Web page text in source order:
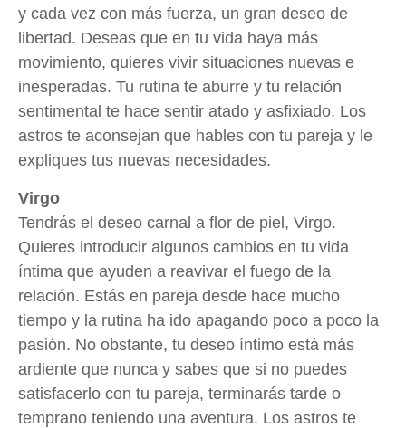
y cada vez con más fuerza, un gran deseo de
libertad. Deseas que en tu vida haya más
movimiento, quieres vivir situaciones nuevas e
inesperadas. Tu rutina te aburre y tu relación
sentimental te hace sentir atado y asfixiado. Los
astros te aconsejan que hables con tu pareja y le
expliques tus nuevas necesidades.
Virgo
Tendrás el deseo carnal a flor de piel, Virgo.
Quieres introducir algunos cambios en tu vida
íntima que ayuden a reavivar el fuego de la
relación. Estás en pareja desde hace mucho
tiempo y la rutina ha ido apagando poco a poco la
pasión. No obstante, tu deseo íntimo está más
ardiente que nunca y sabes que si no puedes
satisfacerlo con tu pareja, terminarás tarde o
temprano teniendo una aventura. Los astros te